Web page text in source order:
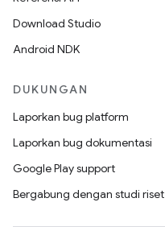
Download Studio
Android NDK
DUKUNGAN
Laporkan bug platform
Laporkan bug dokumentasi
Google Play support
Bergabung dengan studi riset